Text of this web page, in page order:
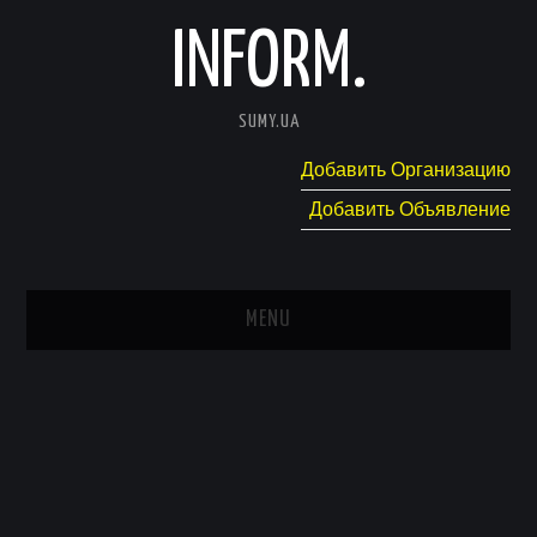
INFORM.
SUMY.UA
Добавить Организацию
Добавить Объявление
MENU